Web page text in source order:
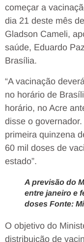
começar a
dia 21 deste mês
Gladson Cameli,
saúde, Eduardo
Brasília.
“A vacinação
no horário de
horário, no Acre
disse o
primeira quinzena
60 mil doses de
estado”.
A previsão do
entre janeiro e
doses Fonte:
O objetivo do
distribuição de